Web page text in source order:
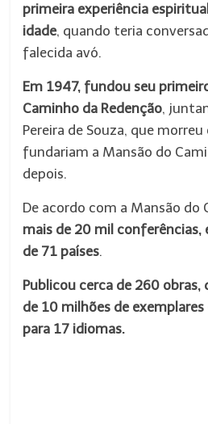
primeira experiência
idade, quando teria
falecida avó.
Em 1947, fundou seu
Caminho da Redenção,
Pereira de Souza, que
fundariam a Mansão do
depois.
De acordo com a Mansão do
mais de 20 mil conferências,
de 71 países.
Publicou cerca de 260 obras,
de 10 milhões de
para 17 idiomas.